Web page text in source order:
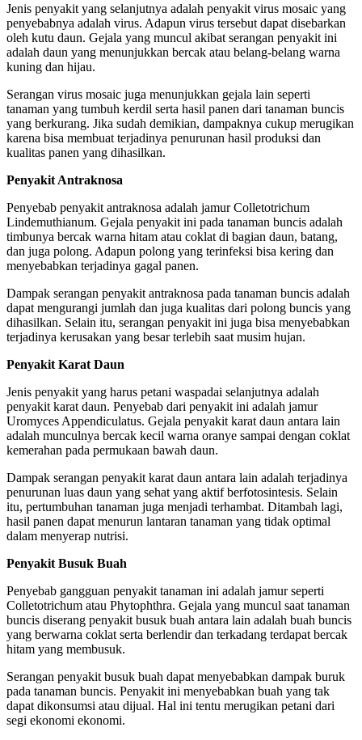
Jenis penyakit yang selanjutnya adalah penyakit virus mosaic yang
penyebabnya adalah virus. Adapun virus tersebut dapat disebarkan
oleh kutu daun. Gejala yang muncul akibat serangan penyakit ini
adalah daun yang menunjukkan bercak atau belang-belang warna
kuning dan hijau.
Serangan virus mosaic juga menunjukkan gejala lain seperti
tanaman yang tumbuh kerdil serta hasil panen dari tanaman buncis
yang berkurang. Jika sudah demikian, dampaknya cukup merugikan
karena bisa membuat terjadinya penurunan hasil produksi dan
kualitas panen yang dihasilkan.
Penyakit Antraknosa
Penyebab penyakit antraknosa adalah jamur Colletotrichum
Lindemuthianum. Gejala penyakit ini pada tanaman buncis adalah
timbunya bercak warna hitam atau coklat di bagian daun, batang,
dan juga polong. Adapun polong yang terinfeksi bisa kering dan
menyebabkan terjadinya gagal panen.
Dampak serangan penyakit antraknosa pada tanaman buncis adalah
dapat mengurangi jumlah dan juga kualitas dari polong buncis yang
dihasilkan. Selain itu, serangan penyakit ini juga bisa menyebabkan
terjadinya kerusakan yang besar terlebih saat musim hujan.
Penyakit Karat Daun
Jenis penyakit yang harus petani waspadai selanjutnya adalah
penyakit karat daun. Penyebab dari penyakit ini adalah jamur
Uromyces Appendiculatus. Gejala penyakit karat daun antara lain
adalah munculnya bercak kecil warna oranye sampai dengan coklat
kemerahan pada permukaan bawah daun.
Dampak serangan penyakit karat daun antara lain adalah terjadinya
penurunan luas daun yang sehat yang aktif berfotosintesis. Selain
itu, pertumbuhan tanaman juga menjadi terhambat. Ditambah lagi,
hasil panen dapat menurun lantaran tanaman yang tidak optimal
dalam menyerap nutrisi.
Penyakit Busuk Buah
Penyebab gangguan penyakit tanaman ini adalah jamur seperti
Colletotrichum atau Phytophthra. Gejala yang muncul saat tanaman
buncis diserang penyakit busuk buah antara lain adalah buah buncis
yang berwarna coklat serta berlendir dan terkadang terdapat bercak
hitam yang membusuk.
Serangan penyakit busuk buah dapat menyebabkan dampak buruk
pada tanaman buncis. Penyakit ini menyebabkan buah yang tak
dapat dikonsumsi atau dijual. Hal ini tentu merugikan petani dari
segi ekonomi ekonomi.